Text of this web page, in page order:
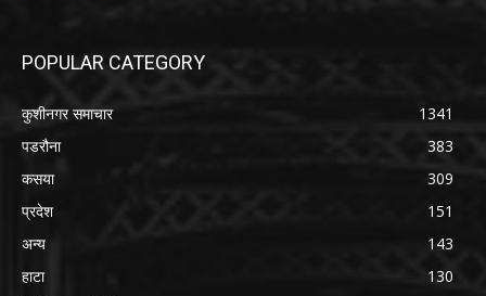
POPULAR CATEGORY
कुशीनगर समाचार
1341
पडरौना
383
कसया
309
प्रदेश
151
अन्य
143
हाटा
130